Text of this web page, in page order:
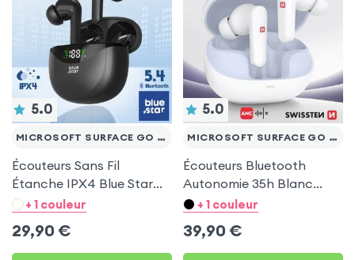
5.0
MICROSOFT SURFACE GO 10.1
Écouteurs Sans Fil
Étanche IPX4 Blue Star
Noir pour Microsoft
+ 1 couleur
29,90 €
5.0
MICROSOFT SURFACE GO 10.1
Écouteurs Bluetooth
Autonomie 35h Blanc
pour Microsoft Surface
+ 1 couleur
39,90 €